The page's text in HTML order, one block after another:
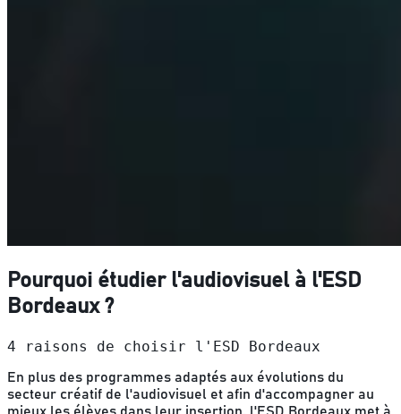
Pourquoi étudier l'audiovisuel à l'ESD
Bordeaux ?
4 raisons de choisir l'ESD Bordeaux
En plus des programmes adaptés aux évolutions du
secteur créatif de l'audiovisuel et afin d'accompagner au
mieux les élèves dans leur insertion, l'ESD Bordeaux met à